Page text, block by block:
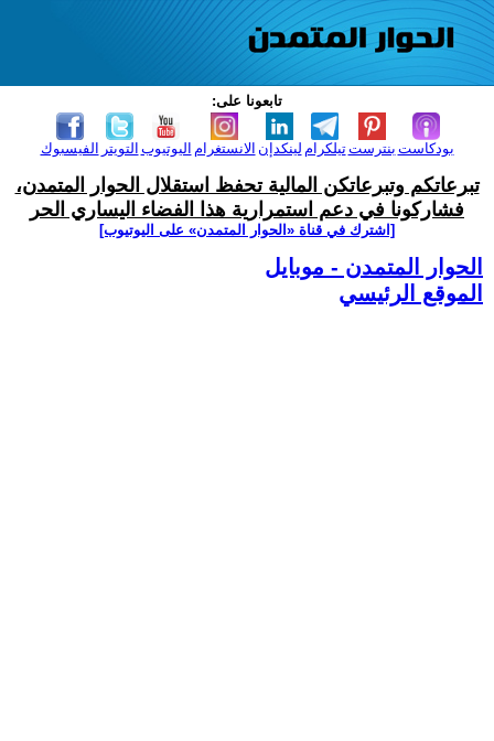
تابعونا على:
الفيسبوك التويتر اليوتيوب الانستغرام لينكدإن تيلكرامبنترست بودكاست
تبرعاتكم وتبرعاتكن المالية تحفظ استقلال الحوار المتمدن،
فشاركونا في دعم استمرارية هذا الفضاء اليساري الحر
[اشترك في قناة ‫«الحوار المتمدن» على اليوتيوب]
الحوار المتمدن - موبايل
الموقع الرئيسي